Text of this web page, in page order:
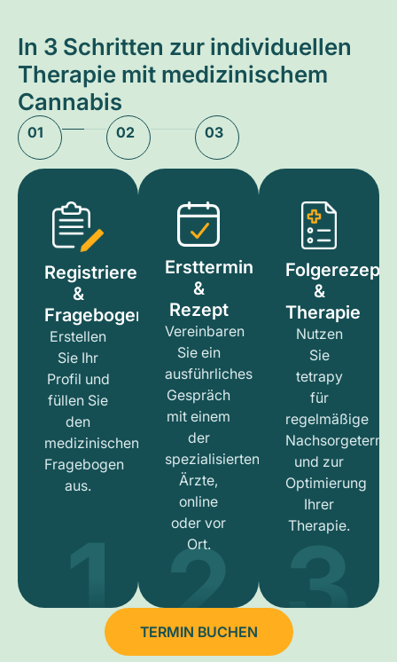
In 3 Schritten zur individuellen
Therapie mit medizinischem
Cannabis
01 02 03
Registrieren
&
Fragebogen
Erstellen
Sie Ihr
Profil und
füllen Sie
den
medizinischen
Fragebogen
aus.
1
Ersttermin
&
Rezept
Vereinbaren
Sie ein
ausführliches
Gespräch
mit einem
der
spezialisierten
Ärzte,
online
oder vor
Ort.
2
Folgerezept
&
Therapie
Nutzen
Sie
tetrapy
für
regelmäßige
und zur
Optimierung
Ihrer
Therapie.
3
TERMIN BUCHEN